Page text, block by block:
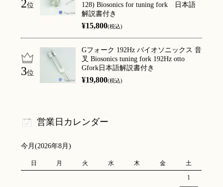
位
128) Biosonics for tuning fork 日本語
解説書付き
¥15,800(税込)
位
Gフォーク 192Hz バイオソニックス 音
叉 Biosonics tuning fork 192Hz otto
Gfork日本語解説書付き
¥19,800(税込)
営業日カレンダー
今月(2026年8月)
日 月 火 水 木 金 土
1